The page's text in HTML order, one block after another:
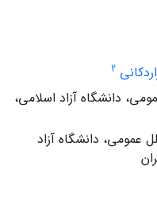
2
دانشگاه آزاد اسلامی،
عمومی، دانشگاه آزاد